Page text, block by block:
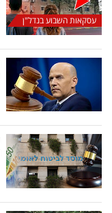
פרסמו
באייס
עקבו
אחרינו:
עסקאות השבוע בנדל"ן